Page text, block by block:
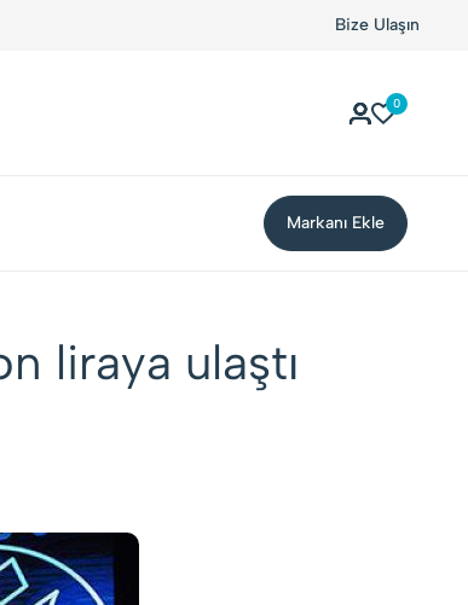
Bize Ulaşın
0
Markanı Ekle
liraya ulaştı